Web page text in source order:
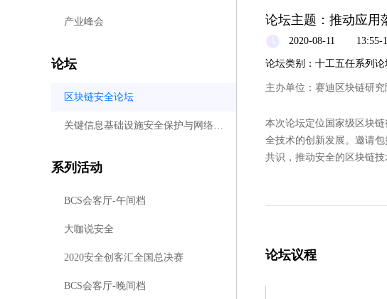
产业峰会
论坛
区块链安全论坛
关键信息基础设施安全保护与网络安全等级保护论坛【闭门】
系列活动
BCS会客厅-午间档
大咖说安全
2020安全创客汇全国总决赛
BCS会客厅-晚间档
论坛主题：推动应用
2020-08-11 13:55-
论坛类别：十工五任系列论
主办单位：赛迪区块链研究
本次论坛定位国家级区块
全技术的创新发展。邀请
共识，推动安全的区块链
论坛议程